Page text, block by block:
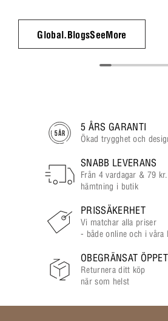
Global.BlogsSeeMore
5 ÅRS GARANTI
Ökad trygghet och
SNABB LEVERANS
Från 4 vardagar & 79
hämtning i butik
PRISSÄKERHET
Vi matchar alla priser
- både online och i våra
OBEGRÄNSAT
Returnera ditt köp
när som helst